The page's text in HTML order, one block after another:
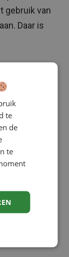
gebruik van
Daar is
te
de
te